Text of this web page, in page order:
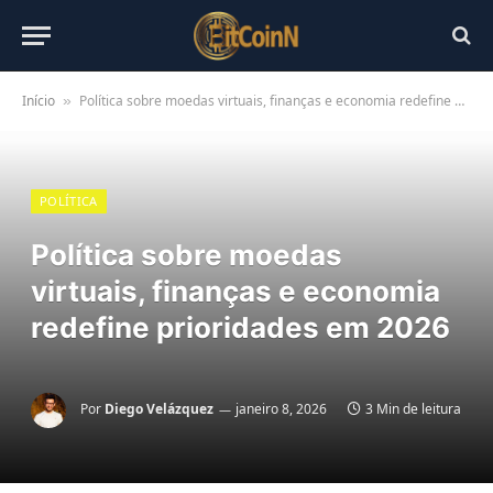
Início » Política sobre moedas virtuais, finanças e economia redefine prioridades em 2026
POLÍTICA
Política sobre moedas
virtuais, finanças e economia
redefine prioridades em 2026
Por Diego Velázquez janeiro 8, 2026 3 Min de leitura